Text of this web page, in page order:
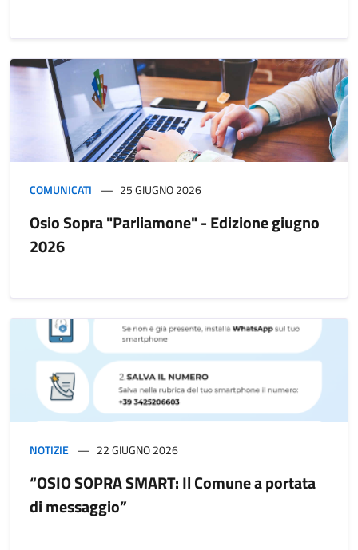
COMUNICATI 25 GIUGNO 2026
Osio Sopra "Parliamone" - Edizione giugno
2026
NOTIZIE 22 GIUGNO 2026
“OSIO SOPRA SMART: Il Comune a portata
di messaggio”